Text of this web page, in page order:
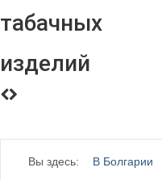
табачных
изделий
Вы здесь: В Болгарии